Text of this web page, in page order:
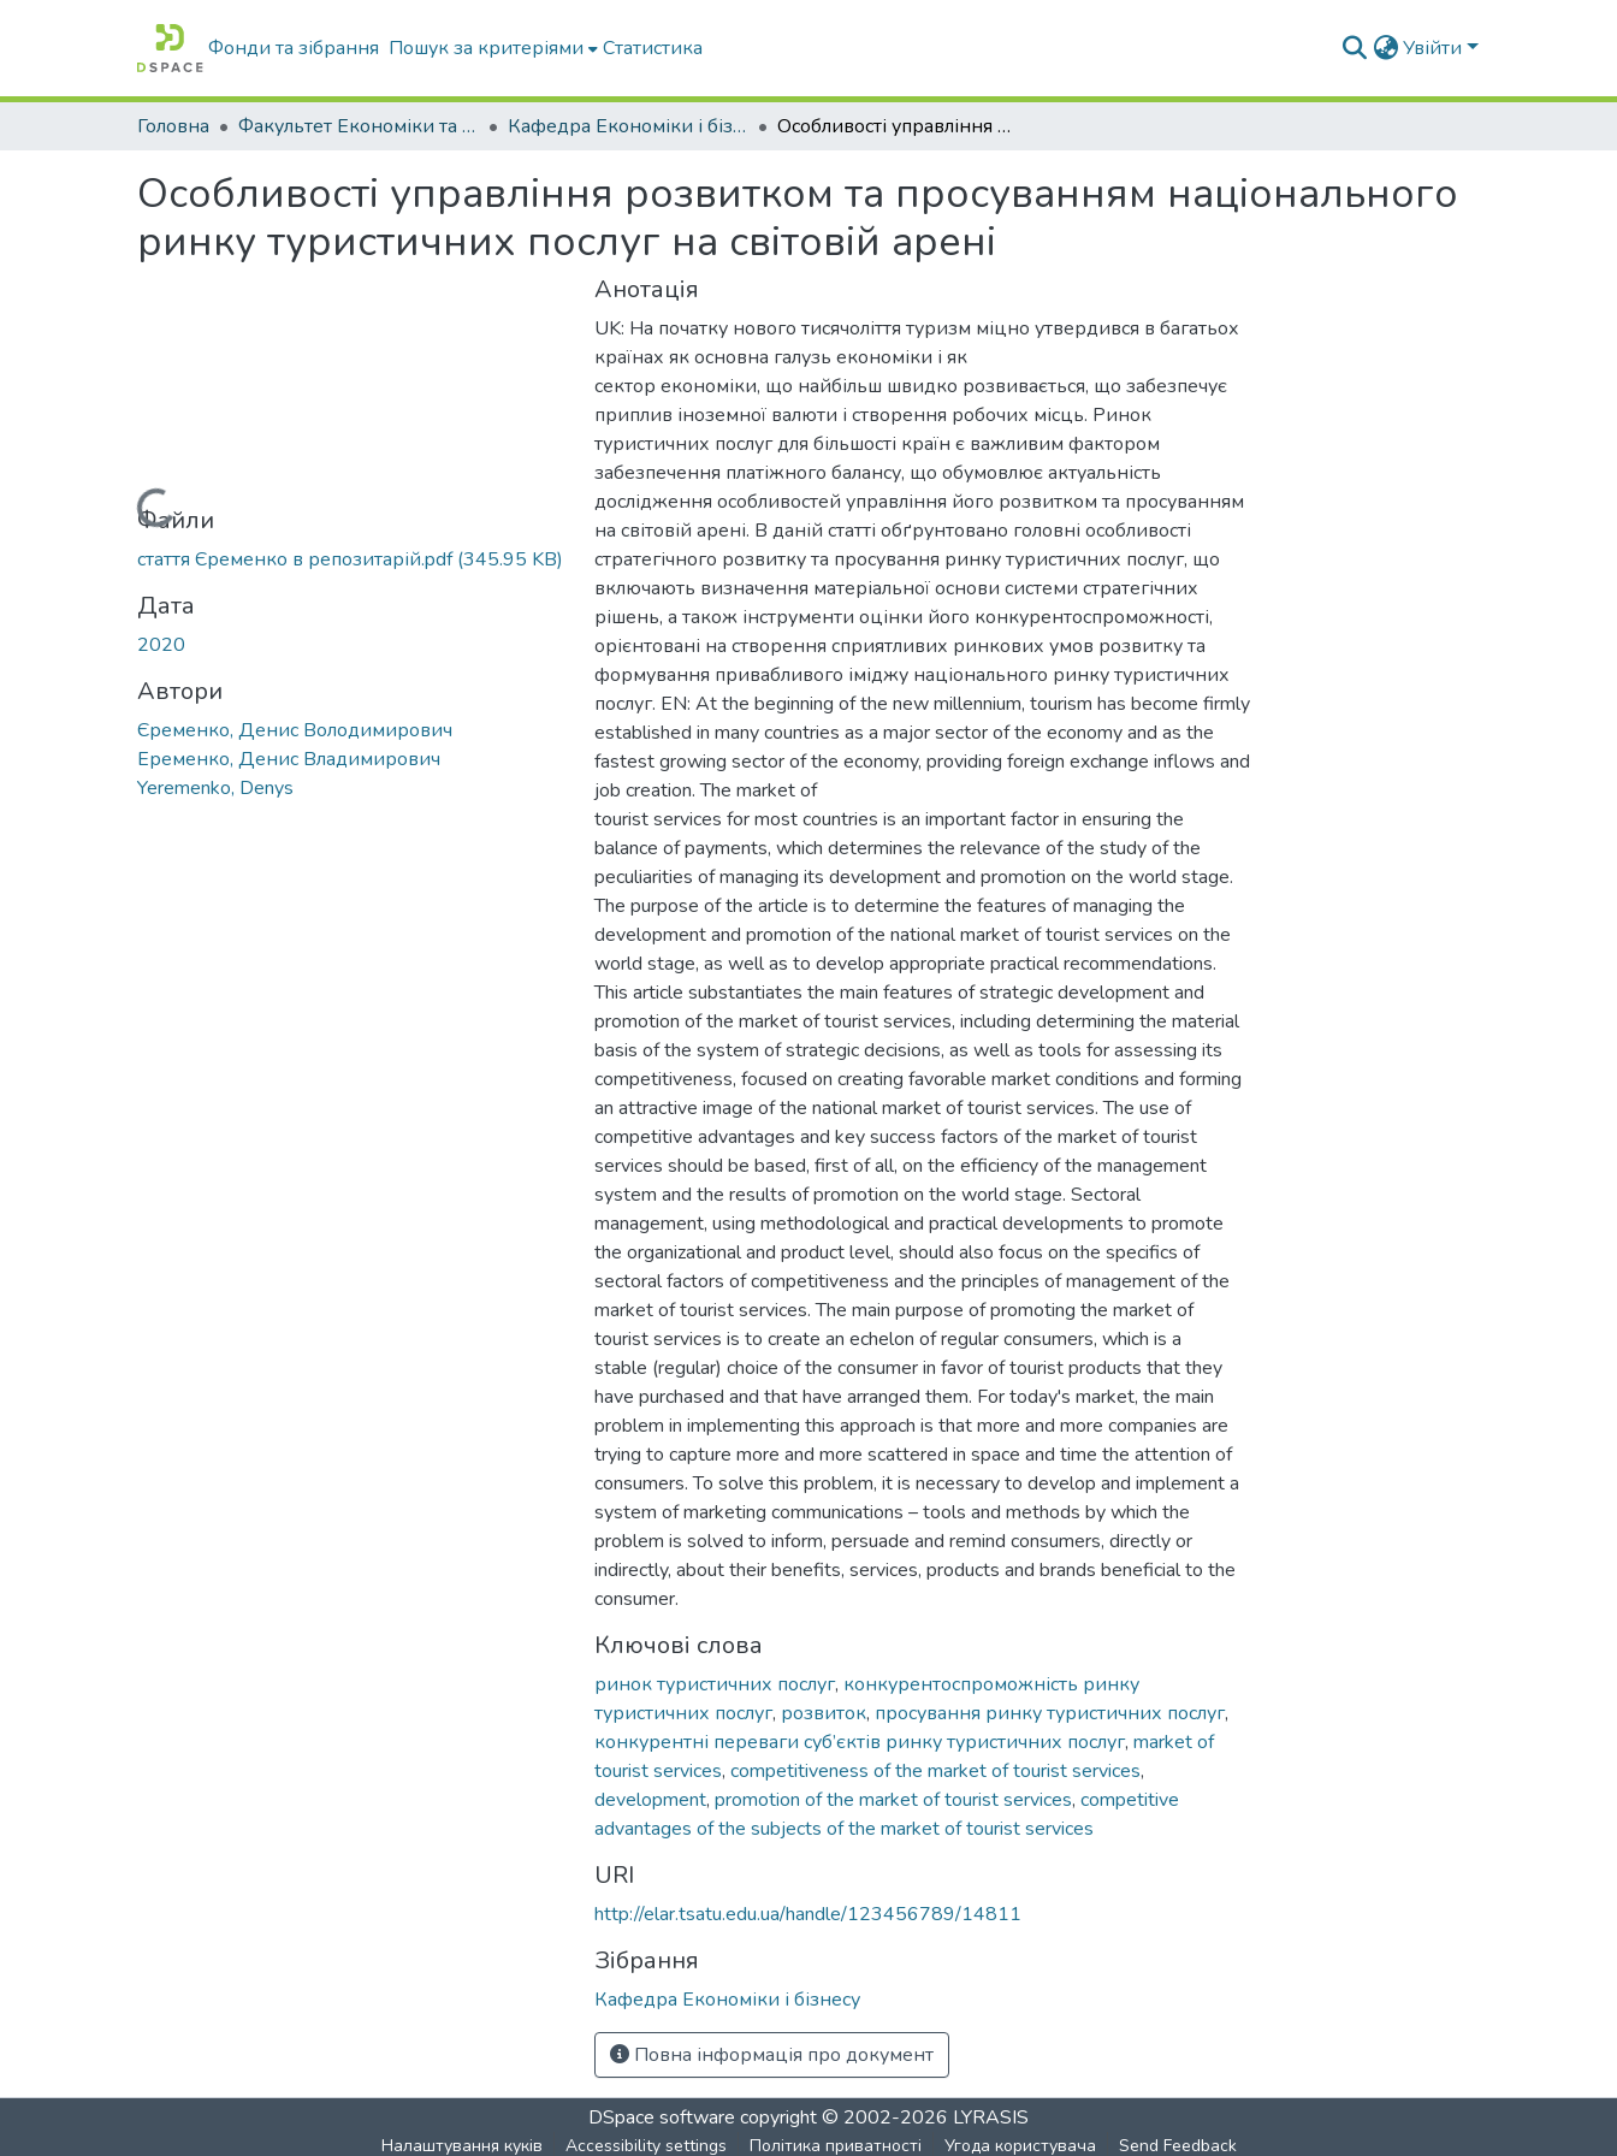
Фонди та зібрання Пошук за критеріями Статистика Увійти
Головна Факультет Економіки та бізнесу Кафедра Економіки і бізнесу Особливості управління розвитком та просуванням національного ринку туристичних послуг на світовій арені
Особливості управління розвитком та просуванням національного
ринку туристичних послуг на світовій арені
Вантажиться...Файли
стаття Єременко в репозитарій.pdf(345.95 KB)
Дата
2020
Автори
Єременко, Денис Володимирович
Еременко, Денис Владимирович
Yeremenko, Denys
Анотація
UK: На початку нового тисячоліття туризм міцно утвердився в багатьох
країнах як основна галузь економіки і як
сектор економіки, що найбільш швидко розвивається, що забезпечує
приплив іноземної валюти і створення робочих місць. Ринок
туристичних послуг для більшості країн є важливим фактором
забезпечення платіжного балансу, що обумовлює актуальність
дослідження особливостей управління його розвитком та просуванням
на світовій арені. В даній статті обґрунтовано головні особливості
стратегічного розвитку та просування ринку туристичних послуг, що
включають визначення матеріальної основи системи стратегічних
рішень, а також інструменти оцінки його конкурентоспроможності,
орієнтовані на створення сприятливих ринкових умов розвитку та
формування привабливого іміджу національного ринку туристичних
послуг. EN: At the beginning of the new millennium, tourism has become firmly
established in many countries as a major sector of the economy and as the
fastest growing sector of the economy, providing foreign exchange inflows and
job creation. The market of
tourist services for most countries is an important factor in ensuring the
balance of payments, which determines the relevance of the study of the
peculiarities of managing its development and promotion on the world stage.
The purpose of the article is to determine the features of managing the
development and promotion of the national market of tourist services on the
world stage, as well as to develop appropriate practical recommendations.
This article substantiates the main features of strategic development and
promotion of the market of tourist services, including determining the material
basis of the system of strategic decisions, as well as tools for assessing its
competitiveness, focused on creating favorable market conditions and forming
an attractive image of the national market of tourist services. The use of
competitive advantages and key success factors of the market of tourist
services should be based, first of all, on the efficiency of the management
system and the results of promotion on the world stage. Sectoral
management, using methodological and practical developments to promote
the organizational and product level, should also focus on the specifics of
sectoral factors of competitiveness and the principles of management of the
market of tourist services. The main purpose of promoting the market of
tourist services is to create an echelon of regular consumers, which is a
stable (regular) choice of the consumer in favor of tourist products that they
have purchased and that have arranged them. For today's market, the main
problem in implementing this approach is that more and more companies are
trying to capture more and more scattered in space and time the attention of
consumers. To solve this problem, it is necessary to develop and implement a
system of marketing communications – tools and methods by which the
problem is solved to inform, persuade and remind consumers, directly or
indirectly, about their benefits, services, products and brands beneficial to the
consumer.
Ключові слова
ринок туристичних послуг, конкурентоспроможність ринку
туристичних послуг, розвиток, просування ринку туристичних послуг,
конкурентні переваги суб’єктів ринку туристичних послуг, market of
tourist services, competitiveness of the market of tourist services,
development, promotion of the market of tourist services, competitive
advantages of the subjects of the market of tourist services
URI
http://elar.tsatu.edu.ua/handle/123456789/14811
Зібрання
Кафедра Економіки і бізнесу
Повна інформація про документ
DSpace software copyright © 2002-2026 LYRASIS
Налаштування куків Accessibility settings Політика приватності Угода користувача Send Feedback